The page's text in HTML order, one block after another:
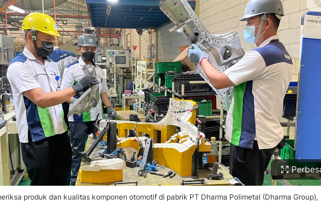
Copy
produk dan kualitas komponen otomotif di pabrik PT Dharma Polimetal (Dharma Group),